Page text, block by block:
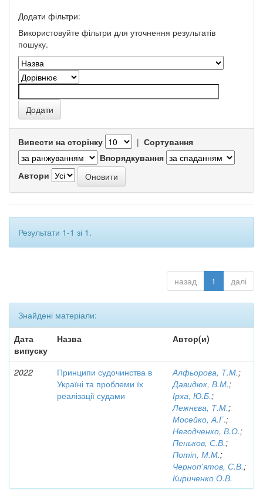
Додати фільтри:
Використовуйте фільтри для уточнення результатів
пошуку.
Вивести на сторінку | Сортування
Впорядкування
Автори
Результати 1-1 зі 1.
назад 1 далі
Знайдені матеріали:
Дата
випуску
Назва Автор(и)
2022
Принципи судочинства в
Україні та проблеми їх
реалізації судами
Алфьорова, Т.М.;
Давидюк, В.М.;
Ірха, Ю.Б.;
Лежнєва, Т.М.;
Мосейко, А.Г.;
Негодченко, В.О.;
Пеньков, С.В.;
Потіп, М.М.;
Черноп'ятов, С.В.;
Кириченко О.В.